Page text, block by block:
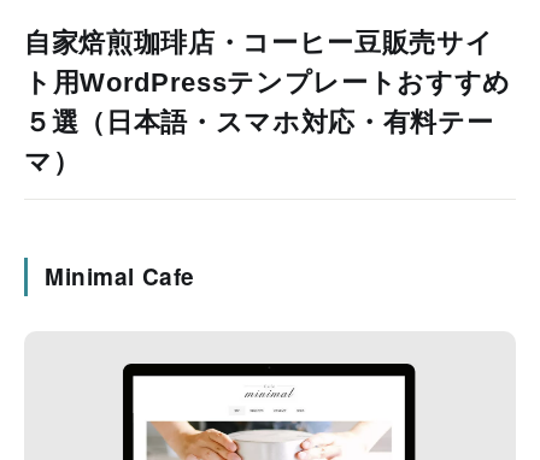
自家焙煎珈琲店・コーヒー豆販売サイ
ト用WordPressテンプレートおすすめ
５選（日本語・スマホ対応・有料テー
マ）
Minimal Cafe